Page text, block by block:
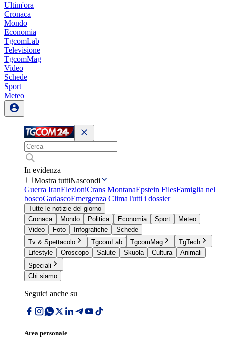
Ultim'ora
Cronaca
Mondo
Economia
TgcomLab
Televisione
TgcomMag
Video
Schede
Sport
Meteo
In evidenza
Mostra tuttiNascondi
Guerra IranElezioniCrans MontanaEpstein FilesFamiglia nel
boscoGarlascoEmergenza ClimaTutti i dossier
Tutte le notizie del giorno
Cronaca
Mondo Politica Economia Sport
Meteo
Video
Foto Infografiche
Schede
Tv & Spettacolo
TgcomLab TgcomMag
TgTech
Lifestyle
Oroscopo Salute Skuola Cultura
Animali
Speciali
Chi siamo
Seguici anche su
Area personale